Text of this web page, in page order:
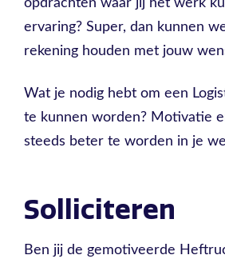
ervaring? Super, dan kunnen
rekening houden met jouw
Wat je nodig hebt om een
te kunnen worden? Motivatie
steeds beter te worden in je
Solliciteren
Ben jij de gemotiveerde